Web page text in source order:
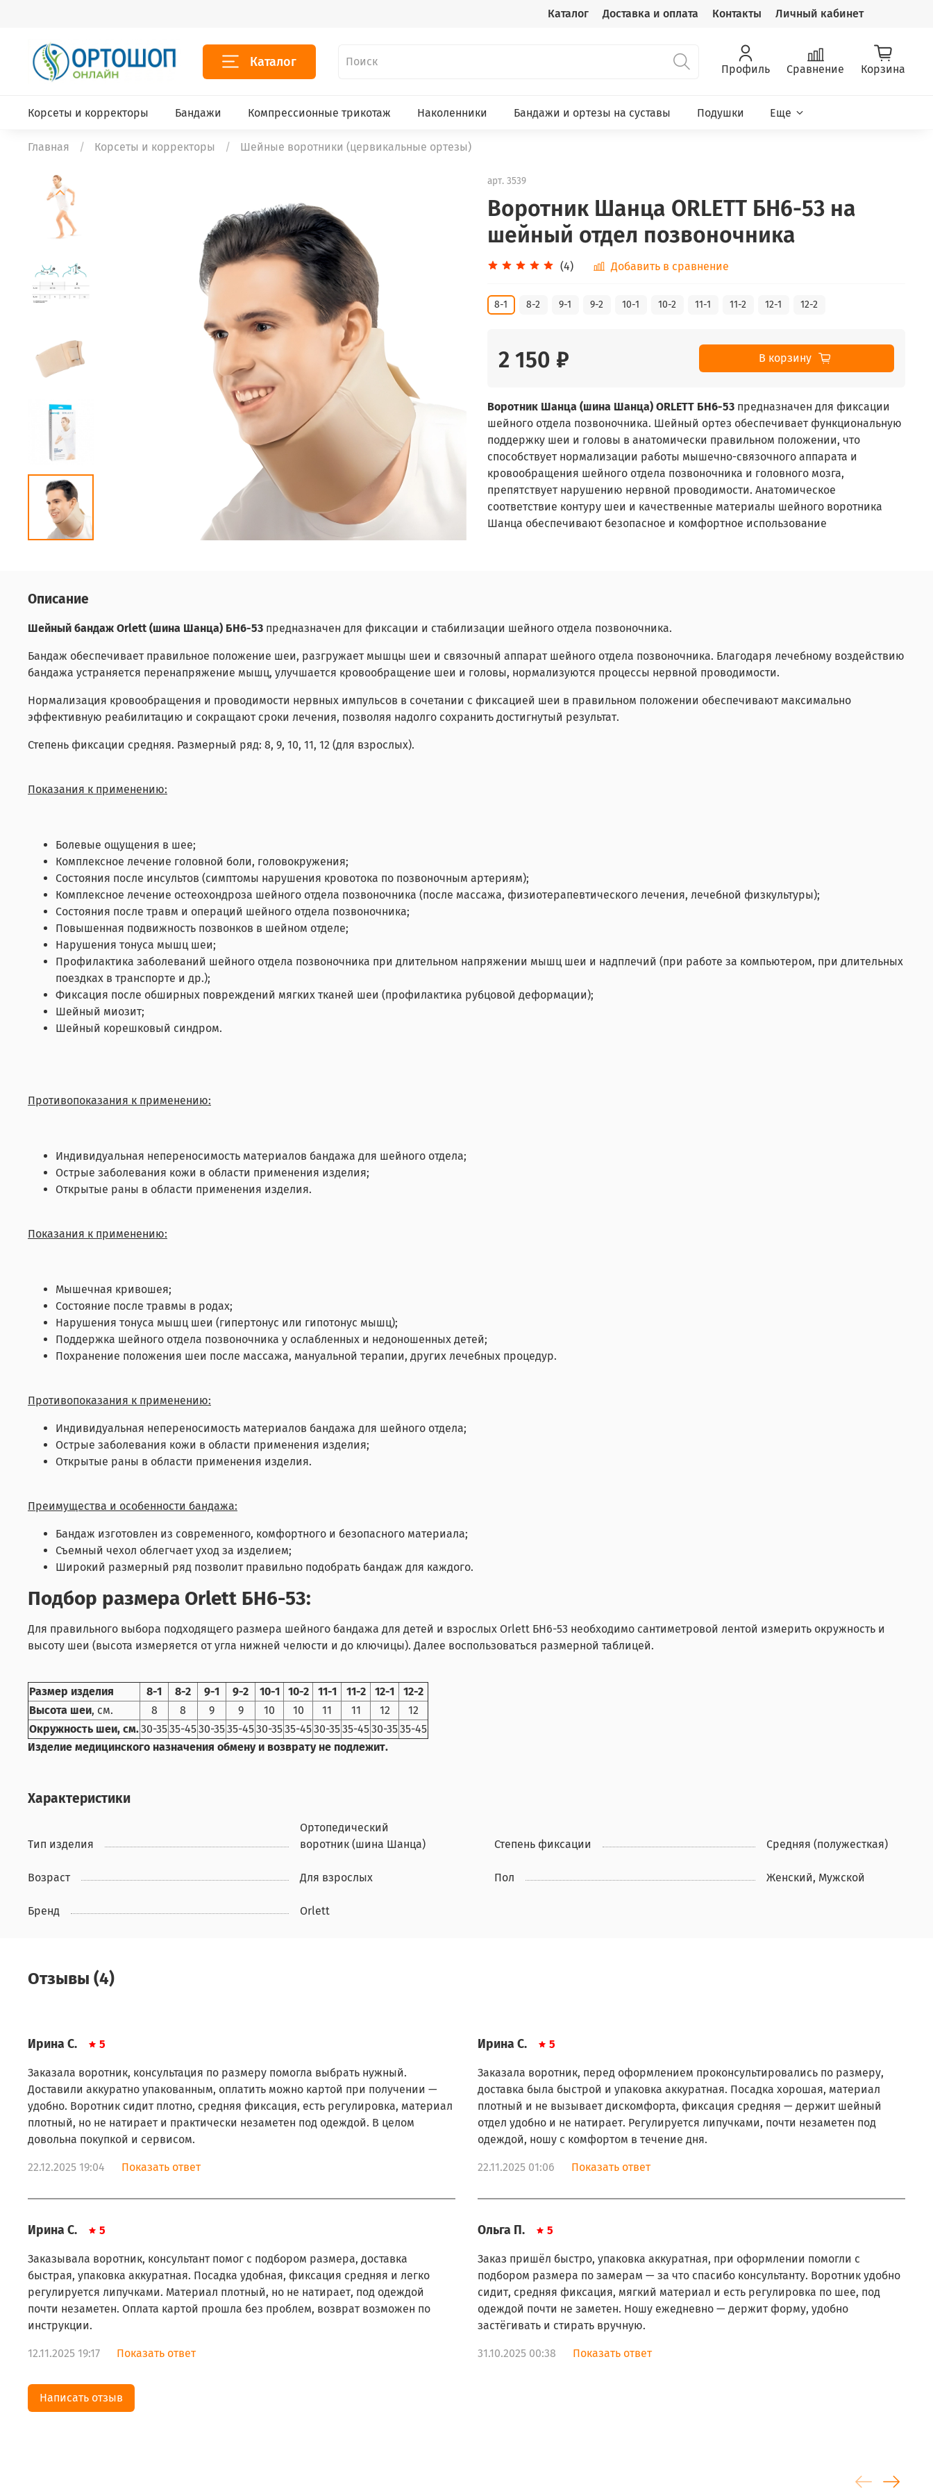
Каталог Доставка и оплата Контакты Личный кабинет
Каталог Профиль Сравнение Корзина
Корсеты и корректоры Бандажи Компрессионные трикотаж Наколенники Бандажи и ортезы на суставы Подушки Еще
Главная Корсеты и корректоры Шейные воротники (цервикальные ортезы)
арт. 3539
Воротник Шанца ORLETT БН6-53 на
шейный отдел позвоночника
(4) Добавить в сравнение
8-1 8-2 9-1 9-2 10-1 10-2 11-1 11-2 12-1 12-2
2 150 ₽ В корзину
Воротник Шанца (шина Шанца) ORLETT БН6-53 предназначен для фиксации
шейного отдела позвоночника. Шейный ортез обеспечивает функциональную
поддержку шеи и головы в анатомически правильном положении, что
способствует нормализации работы мышечно-связочного аппарата и
кровообращения шейного отдела позвоночника и головного мозга,
препятствует нарушению нервной проводимости. Анатомическое
соответствие контуру шеи и качественные материалы шейного воротника
Шанца обеспечивают безопасное и комфортное использование
Описание
Шейный бандаж Orlett (шина Шанца) БН6-53 предназначен для фиксации и стабилизации шейного отдела позвоночника.
Бандаж обеспечивает правильное положение шеи, разгружает мышцы шеи и связочный аппарат шейного отдела позвоночника. Благодаря лечебному воздействию
бандажа устраняется перенапряжение мышц, улучшается кровообращение шеи и головы, нормализуются процессы нервной проводимости.
Нормализация кровообращения и проводимости нервных импульсов в сочетании с фиксацией шеи в правильном положении обеспечивают максимально
эффективную реабилитацию и сокращают сроки лечения, позволяя надолго сохранить достигнутый результат.
Степень фиксации средняя. Размерный ряд: 8, 9, 10, 11, 12 (для взрослых).
Показания к применению:
Болевые ощущения в шее;
Комплексное лечение головной боли, головокружения;
Состояния после инсультов (симптомы нарушения кровотока по позвоночным артериям);
Комплексное лечение остеохондроза шейного отдела позвоночника (после массажа, физиотерапевтического лечения, лечебной физкультуры);
Состояния после травм и операций шейного отдела позвоночника;
Повышенная подвижность позвонков в шейном отделе;
Нарушения тонуса мышц шеи;
Профилактика заболеваний шейного отдела позвоночника при длительном напряжении мышц шеи и надплечий (при работе за компьютером, при длительных
поездках в транспорте и др.);
Фиксация после обширных повреждений мягких тканей шеи (профилактика рубцовой деформации);
Шейный миозит;
Шейный корешковый синдром.
Противопоказания к применению:
Индивидуальная непереносимость материалов бандажа для шейного отдела;
Острые заболевания кожи в области применения изделия;
Открытые раны в области применения изделия.
Показания к применению:
Мышечная кривошея;
Состояние после травмы в родах;
Нарушения тонуса мышц шеи (гипертонус или гипотонус мышц);
Поддержка шейного отдела позвоночника у ослабленных и недоношенных детей;
Похранение положения шеи после массажа, мануальной терапии, других лечебных процедур.
Противопоказания к применению:
Индивидуальная непереносимость материалов бандажа для шейного отдела;
Острые заболевания кожи в области применения изделия;
Открытые раны в области применения изделия.
Преимущества и особенности бандажа:
Бандаж изготовлен из современного, комфортного и безопасного материала;
Съемный чехол облегчает уход за изделием;
Широкий размерный ряд позволит правильно подобрать бандаж для каждого.
Подбор размера Orlett БН6-53:
Для правильного выбора подходящего размера шейного бандажа для детей и взрослых Orlett БН6-53 необходимо сантиметровой лентой измерить окружность и
высоту шеи (высота измеряется от угла нижней челюсти и до ключицы). Далее воспользоваться размерной таблицей.
Размер изделия 8-1 8-2 9-1 9-2 10-1 10-2 11-1 11-2 12-1
12-2
Высота шеи, см. 8 8 9 9 10 10 11 11 12
12
Окружность шеи, см.30-3535-4530-3535-4530-3535-4530-3535-4530-3535-45
Изделие медицинского назначения обмену и возврату не подлежит.
Характеристики
Тип изделия
Ортопедический
воротник (шина Шанца)
Степень фиксации Средняя (полужесткая)
Возраст Для взрослых Пол Женский, Мужской
Бренд Orlett
Отзывы (4)
Ирина С. 5
Заказала воротник, консультация по размеру помогла выбрать нужный.
Доставили аккуратно упакованным, оплатить можно картой при получении —
удобно. Воротник сидит плотно, средняя фиксация, есть регулировка, материал
плотный, но не натирает и практически незаметен под одеждой. В целом
довольна покупкой и сервисом.
22.12.2025 19:04 Показать ответ
Ирина С. 5
Заказала воротник, перед оформлением проконсультировались по размеру,
доставка была быстрой и упаковка аккуратная. Посадка хорошая, материал
плотный и не вызывает дискомфорта, фиксация средняя — держит шейный
отдел удобно и не натирает. Регулируется липучками, почти незаметен под
одеждой, ношу с комфортом в течение дня.
22.11.2025 01:06 Показать ответ
Ирина С. 5
Заказывала воротник, консультант помог с подбором размера, доставка
быстрая, упаковка аккуратная. Посадка удобная, фиксация средняя и легко
регулируется липучками. Материал плотный, но не натирает, под одеждой
почти незаметен. Оплата картой прошла без проблем, возврат возможен по
инструкции.
12.11.2025 19:17 Показать ответ
Ольга П. 5
Заказ пришёл быстро, упаковка аккуратная, при оформлении помогли с
подбором размера по замерам — за что спасибо консультанту. Воротник удобно
сидит, средняя фиксация, мягкий материал и есть регулировка по шее, под
одеждой почти не заметен. Ношу ежедневно — держит форму, удобно
застёгивать и стирать вручную.
31.10.2025 00:38 Показать ответ
Написать отзыв